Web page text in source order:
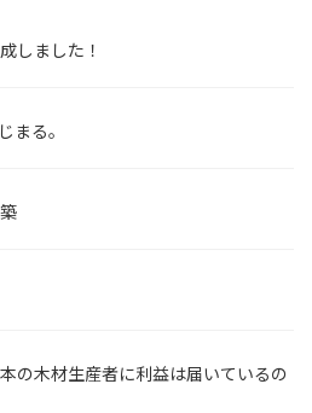
しました！
まる。
の木材生産者に利益は届いているの